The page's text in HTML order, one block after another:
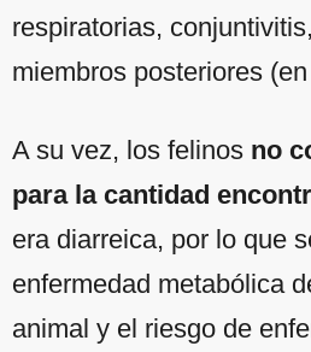
respiratorias,
miembros posteriores
A su vez, los felinos no
para la cantidad
era diarreica, por lo que
enfermedad metabólica
animal y el riesgo de